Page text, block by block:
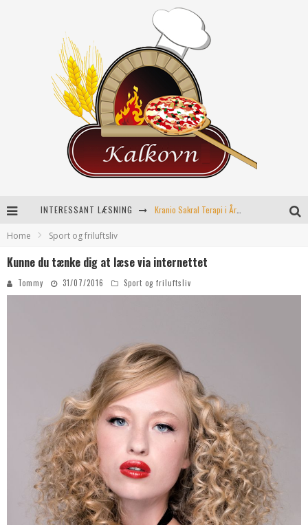
INTERESSANT LÆSNING Kranio Sakral Terapi i Århus: En Effektiv Behandling for Krop og Sind
Home Sport og friluftsliv
Kunne du tænke dig at læse via internettet
Tommy 31/07/2016 Sport og friluftsliv